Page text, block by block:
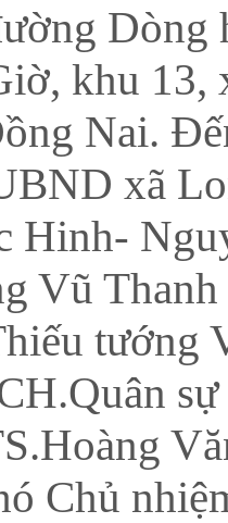
khu
Nai.
xã
Hinh-
Vũ
tướng
Chủ